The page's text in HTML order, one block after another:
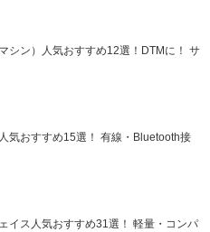
シン）人気おすすめ12選！DTMに！ サ
気おすすめ15選！ 有線・Bluetooth接
イス人気おすすめ31選！ 軽量・コンパ